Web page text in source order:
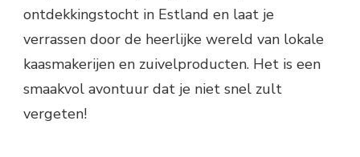
ontdekkingstocht in Estland en laat je
verrassen door de heerlijke wereld van lokale
kaasmakerijen en zuivelproducten. Het is een
smaakvol avontuur dat je niet snel zult
vergeten!